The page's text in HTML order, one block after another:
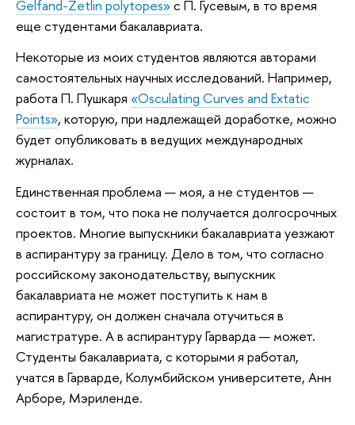
Gelfand-Zetlin polytopes»с П. Гусевым, в то время
еще студентами бакалавриата.
Некоторые из моих студентов являются авторами
самостоятельных научных исследований. Например,
работа П. Пушкаря «Osculating Curves and Extatic
Points», которую, при надлежащей доработке, можно
будет опубликовать в ведущих международных
журналах.
Единственная проблема — моя, а не студентов —
состоит в том, что пока не получается долгосрочных
проектов. Многие выпускники бакалавриата уезжают
в аспирантуру за границу. Дело в том, что согласно
российскому законодательству, выпускник
бакалавриата не может поступить к нам в
аспирантуру, он должен сначала отучиться в
магистратуре. А в аспирантуру Гарварда — может.
Студенты бакалавриата, с которыми я работал,
учатся в Гарварде, Колумбийском университете, Анн
Арборе, Мэриленде.